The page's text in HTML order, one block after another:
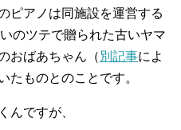
ピアノは同施設を運営する
のツテで贈られた古いヤマ
おばあちゃん（ 別記事によ
たものとのことです。
んですが、